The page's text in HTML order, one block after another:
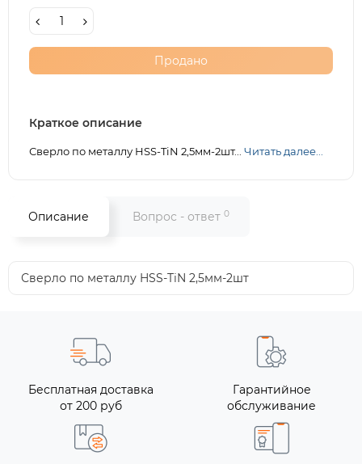
Продано
Краткое описание
Сверло по металлу HSS-TiN 2,5мм-2шт... Читать далее...
Описание Вопрос - ответ 0
Сверло по металлу HSS-TiN 2,5мм-2шт
Бесплатная доставка
от 200 руб
Гарантийное
обслуживание